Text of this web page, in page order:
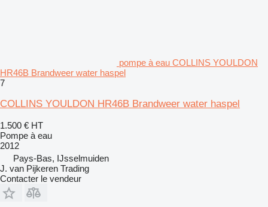
pompe à eau COLLINS YOULDON
HR46B Brandweer water haspel
7
COLLINS YOULDON HR46B Brandweer water haspel
1.500 € HT
Pompe à eau
2012
Pays-Bas, IJsselmuiden
J. van Pijkeren Trading
Contacter le vendeur